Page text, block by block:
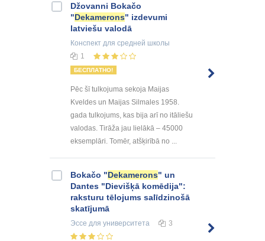
Džovanni Bokačo
"Dekamerons" izdevumi
latviešu valodā
Конспект для средней школы
1
БЕСПЛАТНО!
Pēc šī tulkojuma sekoja Maijas
Kveldes un Maijas Silmales 1958.
gada tulkojums, kas bija arī no itāliešu
valodas. Tirāža jau lielākā – 45000
eksemplāri. Tomēr, atšķirībā no ...
Bokačo "Dekamerons" un
Dantes "Dievišķā komēdija":
raksturu tēlojums salīdzinošā
skatījumā
Эссе для университета 3